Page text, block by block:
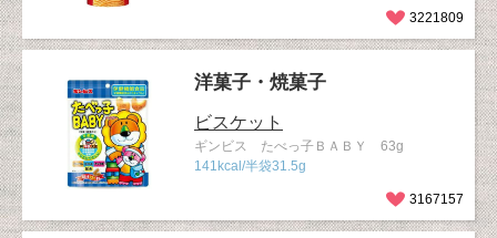
3221809
洋菓子・焼菓子
ビスケット
ギンビス たべっ子ＢＡＢＹ 63g
141kcal/半袋31.5g
3167157